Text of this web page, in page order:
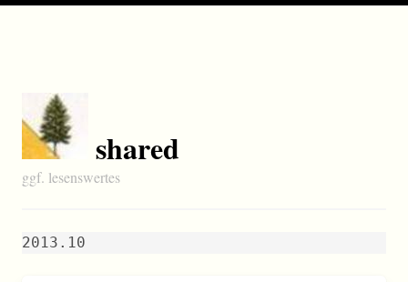
shared
ggf. lesenswertes
2013.10